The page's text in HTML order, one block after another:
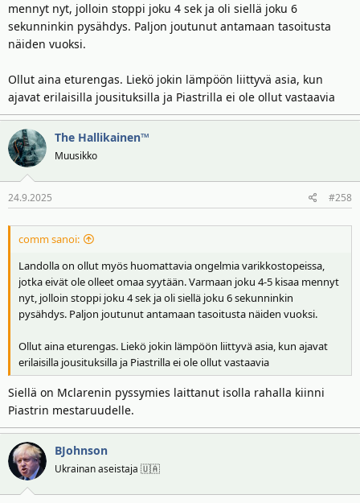
mennyt nyt, jolloin stoppi joku 4 sek ja oli siellä joku 6
sekunninkin pysähdys. Paljon joutunut antamaan tasoitusta
näiden vuoksi.
Ollut aina eturengas. Liekö jokin lämpöön liittyvä asia, kun
ajavat erilaisilla jousituksilla ja Piastrilla ei ole ollut vastaavia
The Hallikainen™
Muusikko
24.9.2025 #258
comm sanoi:
Landolla on ollut myös huomattavia ongelmia varikkostopeissa,
jotka eivät ole olleet omaa syytään. Varmaan joku 4-5 kisaa mennyt
nyt, jolloin stoppi joku 4 sek ja oli siellä joku 6 sekunninkin
pysähdys. Paljon joutunut antamaan tasoitusta näiden vuoksi.
Ollut aina eturengas. Liekö jokin lämpöön liittyvä asia, kun ajavat
erilaisilla jousituksilla ja Piastrilla ei ole ollut vastaavia
Siellä on Mclarenin pyssymies laittanut isolla rahalla kiinni
Piastrin mestaruudelle.
BJohnson
Ukrainan aseistaja 🇺🇦